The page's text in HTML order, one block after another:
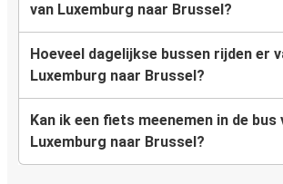
van Luxemburg naar Brussel?
Hoeveel dagelijkse bussen rijden er
Luxemburg naar Brussel?
Kan ik een fiets meenemen in de bus
Luxemburg naar Brussel?